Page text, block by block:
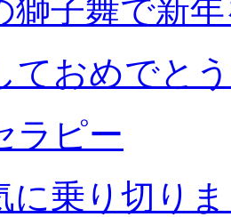
獅子舞で新
ておめでと
ラピー
に乗り切り